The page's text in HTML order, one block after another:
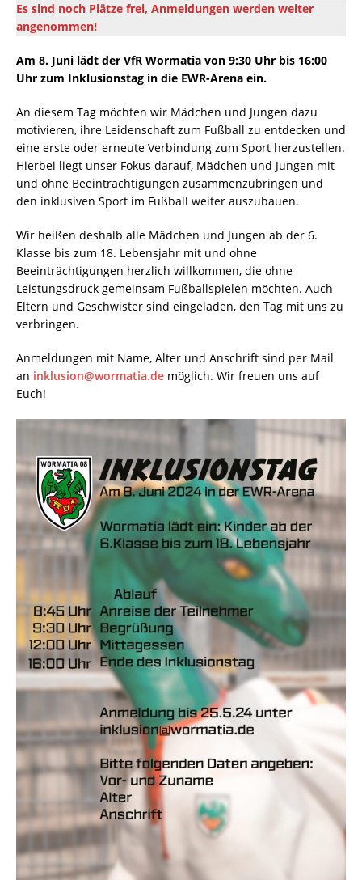
Es sind noch Plätze frei, Anmeldungen werden weiter
angenommen!
Am 8. Juni lädt der VfR Wormatia von 9:30 Uhr bis 16:00
Uhr zum Inklusionstag in die EWR-Arena ein.
An diesem Tag möchten wir Mädchen und Jungen dazu
motivieren, ihre Leidenschaft zum Fußball zu entdecken und
eine erste oder erneute Verbindung zum Sport herzustellen.
Hierbei liegt unser Fokus darauf, Mädchen und Jungen mit
und ohne Beeinträchtigungen zusammenzubringen und
den inklusiven Sport im Fußball weiter auszubauen.
Wir heißen deshalb alle Mädchen und Jungen ab der 6.
Klasse bis zum 18. Lebensjahr mit und ohne
Beeinträchtigungen herzlich willkommen, die ohne
Leistungsdruck gemeinsam Fußballspielen möchten. Auch
Eltern und Geschwister sind eingeladen, den Tag mit uns zu
verbringen.
Anmeldungen mit Name, Alter und Anschrift sind per Mail
an inklusion@wormatia.de möglich. Wir freuen uns auf
Euch!